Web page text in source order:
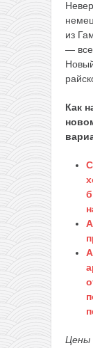
из
—
Как
Цены